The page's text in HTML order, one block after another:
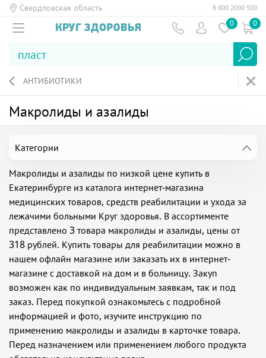
Свердловская область 8 800 2000 500
0 0
АНТИБИОТИКИ
Макролиды и азалиды
Макролиды и азалиды по низкой цене купить в
Екатеринбурге из каталога интернет-магазина
медицинских товаров, средств реабилитации и ухода за
лежачими больными Круг здоровья. В ассортименте
представлено 3 товара макролиды и азалиды, цены от
318 рублей. Купить товары для реабилитации можно в
нашем офлайн магазине или заказать их в интернет-
магазине с доставкой на дом и в больницу. Закуп
возможен как по индивидуальным заявкам, так и под
заказ. Перед покупкой ознакомьтесь с подробной
информацией и фото, изучите инструкцию по
применению макролиды и азалиды в карточке товара.
Перед назначением или применением любого продукта
Категории